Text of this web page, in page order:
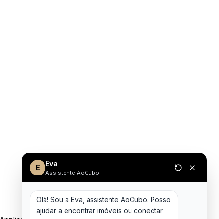
E Eva
Assistente AoCubo
Olá! Sou a Eva, assistente AoCubo. Posso
ajudar a encontrar imóveis ou conectar